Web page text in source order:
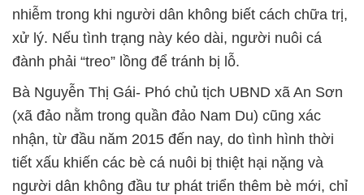
nhiễm trong khi người dân không biết cách chữa trị,
xử lý. Nếu tình trạng này kéo dài, người nuôi cá
đành phải “treo” lồng để tránh bị lỗ.
Bà Nguyễn Thị Gái- Phó chủ tịch UBND xã An Sơn
(xã đảo nằm trong quần đảo Nam Du) cũng xác
nhận, từ đầu năm 2015 đến nay, do tình hình thời
tiết xấu khiến các bè cá nuôi bị thiệt hại nặng và
người dân không đầu tư phát triển thêm bè mới, chỉ